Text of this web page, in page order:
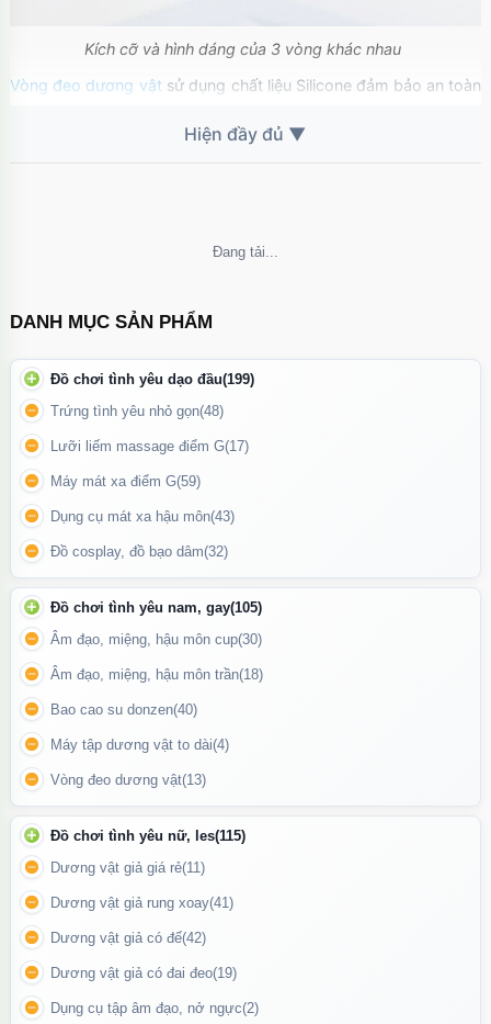
Kích cỡ và hình dáng của 3 vòng khác nhau
Vòng đeo dương vậtsử dụng chất liệu Silicone đảm bảo an toàn
với mọi kích cỡ dương vật của nam giới.
Vòng đeo dương vật cấu tạo từ silicon co dãn đàn hồi cực tốt
Cách sử dụng bộ 3 vòng đeo dương vật Stay Hard
Vệ sinh sạch sẽ sản phẩm bằng nước muối pha loãng hoặc dung
dịch vệ sinh phụ nữ trước khi sử dụng.
Đeo vòng khi dương vật đã cương cứng, đeo vòng lớn vào gốc
dương vật, vòng nhỏ vào thân dương vật hoặc đeo tùy theo ý
thích.
Bảo quản
tiếp.
Không thể tải nội dung
DANH MỤC SẢN PHẨM
Đồ chơi tình yêu dạo đầu(199)
Trứng tình yêu nhỏ gọn(48)
Lưỡi liếm massage điểm G(17)
Máy mát xa điểm G(59)
Dụng cụ mát xa hậu môn(43)
Đồ cosplay, đồ bạo dâm(32)
Đồ chơi tình yêu nam, gay(105)
Âm đạo, miệng, hậu môn cup(30)
Âm đạo, miệng, hậu môn trần(18)
Bao cao su donzen(40)
Máy tập dương vật to dài(4)
Vòng đeo dương vật(13)
Đồ chơi tình yêu nữ, les(115)
Dương vật giả giá rẻ(11)
Dương vật giả rung xoay(41)
Dương vật giả có đế(42)
Dương vật giả có đai đeo(19)
Dụng cụ tập âm đạo, nở ngực(2)